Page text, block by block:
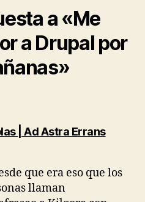
a «Me
a Drupal por
| Ad Astra Erransdice:
que era eso que los
llaman